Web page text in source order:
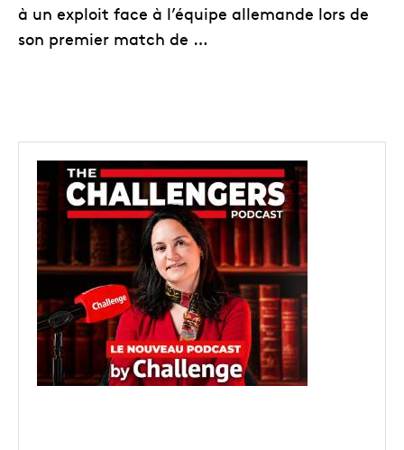
à un exploit face à l’équipe allemande lors de
son premier match de …